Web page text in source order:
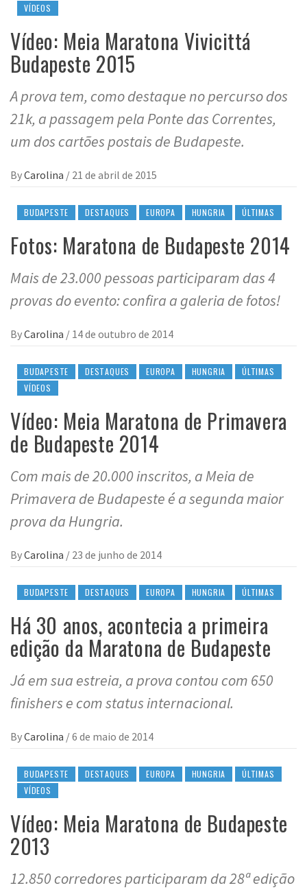
VÍDEOS
Vídeo: Meia Maratona Vivicittá
Budapeste 2015
A prova tem, como destaque no percurso dos
21k, a passagem pela Ponte das Correntes,
um dos cartões postais de Budapeste.
ByCarolina / 21 de abril de 2015
BUDAPESTE DESTAQUES EUROPA HUNGRIA ÚLTIMAS
Fotos: Maratona de Budapeste 2014
Mais de 23.000 pessoas participaram das 4
provas do evento: confira a galeria de fotos!
ByCarolina / 14 de outubro de 2014
BUDAPESTE DESTAQUES EUROPA HUNGRIA
ÚLTIMAS
VÍDEOS
Vídeo: Meia Maratona de Primavera
de Budapeste 2014
Com mais de 20.000 inscritos, a Meia de
Primavera de Budapeste é a segunda maior
prova da Hungria.
ByCarolina / 23 de junho de 2014
BUDAPESTE DESTAQUES EUROPA HUNGRIA ÚLTIMAS
Há 30 anos, acontecia a primeira
edição da Maratona de Budapeste
Já em sua estreia, a prova contou com 650
finishers e com status internacional.
ByCarolina /6 de maio de 2014
BUDAPESTE DESTAQUES EUROPA HUNGRIA
ÚLTIMAS
VÍDEOS
Vídeo: Meia Maratona de Budapeste
2013
12.850 corredores participaram da 28ª edição